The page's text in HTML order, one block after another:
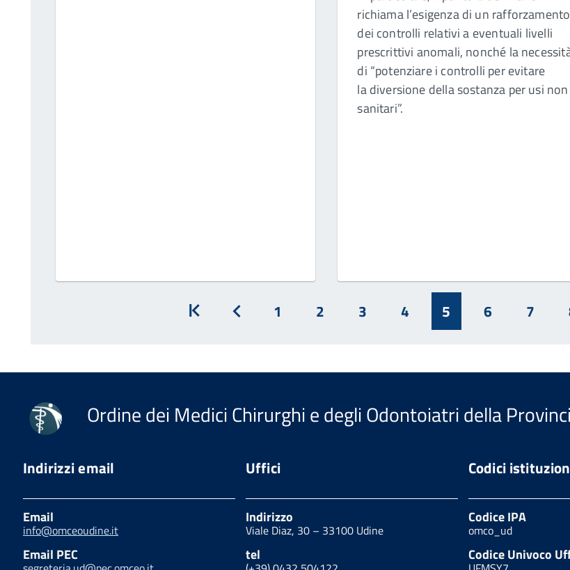
richiama l’esigenza di un rafforzamento
dei controlli relativi a eventuali livelli
prescrittivi anomali, nonché la
di “potenziare i controlli per evitare
la diversione della sostanza per usi non
sanitari”.
1 2 3 4 5 6 7
Ordine dei Medici Chirurghi e degli Odontoiatri della
Indirizzi email
Email
info@omceoudine.it
Email PEC
Uffici
Indirizzo
Viale Diaz, 30 – 33100 Udine
tel
Codici
Codice IPA
omco_ud
Codice Univoco